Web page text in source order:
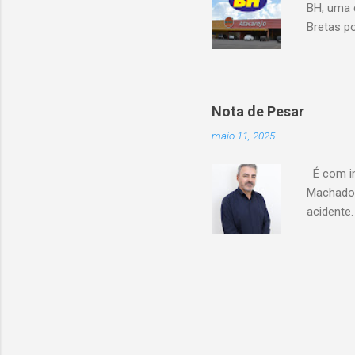
BH,
Bretas
existe a
Nota de Pesar
maio 11, 2025
É com
Celio
sobre o